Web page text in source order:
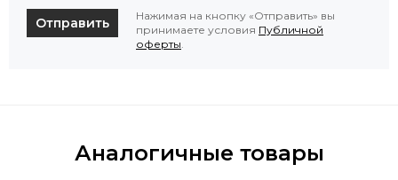
Отправить
Нажимая на кнопку «Отправить» вы
принимаете условия Публичной
оферты.
Аналогичные товары